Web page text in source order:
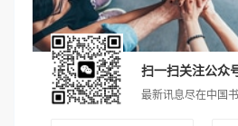
扫一扫关注公众
最新讯息尽在中国